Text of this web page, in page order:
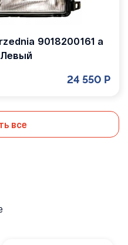
9018200161 a
24 550 Р
все